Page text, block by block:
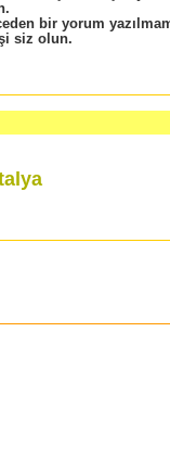
bir yorum
siz olun.